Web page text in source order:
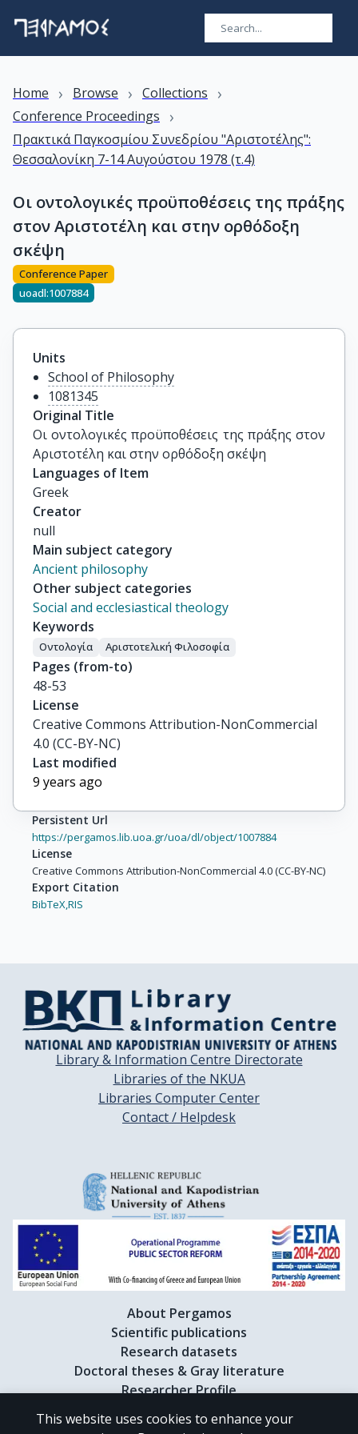
Home › Browse › Collections ›
Conference Proceedings ›
Πρακτικά Παγκοσμίου Συνεδρίου "Αριστοτέλης":
Θεσσαλονίκη 7-14 Αυγούστου 1978 (τ.4)
Οι οντολογικές προϋποθέσεις της πράξης
στον Αριστοτέλη και στην ορθόδοξη
σκέψη
Conference Paper
uoadl:1007884
Units
School of Philosophy
1081345
Original Title
Οι οντολογικές προϋποθέσεις της πράξης στον
Αριστοτέλη και στην ορθόδοξη σκέψη
Languages of Item
Greek
Creator
null
Main subject category
Ancient philosophy
Other subject categories
Social and ecclesiastical theology
Keywords
Οντολογία Αριστοτελική Φιλοσοφία
Pages (from-to)
48-53
License
Creative Commons Attribution-NonCommercial
4.0 (CC-BY-NC)
Last modified
9 years ago
Persistent Url
https://pergamos.lib.uoa.gr/uoa/dl/object/1007884
License
Creative Commons Attribution-NonCommercial 4.0 (CC-BY-NC)
Export Citation
BibTeX,RIS
Library & Information Centre Directorate
Libraries of the NKUA
Libraries Computer Center
Contact / Helpdesk
About Pergamos
Scientific publications
Research datasets
Doctoral theses & Gray literature
Researcher Profile
This website uses cookies to enhance your